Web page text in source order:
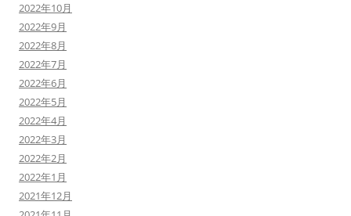
2022年10月
2022年9月
2022年8月
2022年7月
2022年6月
2022年5月
2022年4月
2022年3月
2022年2月
2022年1月
2021年12月